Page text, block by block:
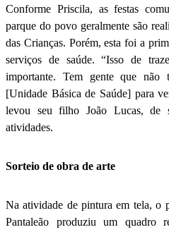
Conforme Priscila, as festas
parque do povo geralmente são
das Crianças. Porém, esta foi a
serviços de saúde. “Isso de
importante. Tem gente que
[Unidade Básica de Saúde] para
levou seu filho João Lucas, de
atividades.
Sorteio de obra de arte
Na atividade de pintura em tela, o
Pantaleão produziu um quadro